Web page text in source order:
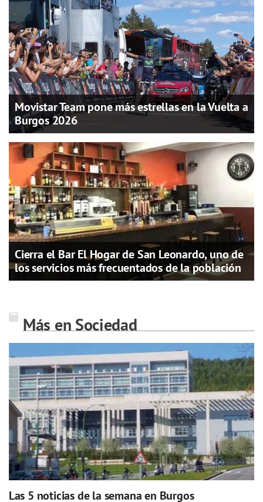
Movistar Team pone más estrellas en la Vuelta a
Burgos 2026
Cierra el Bar El Hogar de San Leonardo, uno de
los servicios más frecuentados de la población
Más en Sociedad
Las 5 noticias de la semana en Burgos